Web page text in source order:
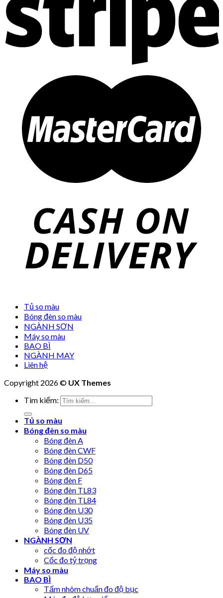
Tủ so màu
Bóng đèn so màu
NGÀNH SƠN
Máy so màu
BAO BÌ
NGÀNH MAY
Liên hệ
Copyright 2026 © UX Themes
Tìm kiếm:
Tủ so màu
Bóng đèn so màu
Bóng đèn A
Bóng đèn CWF
Bóng đèn D50
Bóng đèn D65
Bóng đèn F
Bóng đèn TL83
Bóng đèn TL84
Bóng đèn U30
Bóng đèn U35
Bóng đèn UV
NGÀNH SƠN
cốc đo độ nhớt
Cốc đo tỷ trọng
Máy so màu
BAO BÌ
Tấm nhôm chuẩn đo độ bục